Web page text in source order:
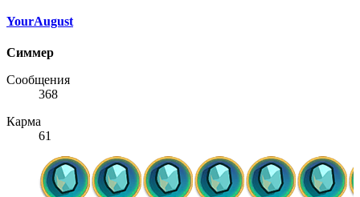
YourAugust
Симмер
Сообщения
368
Карма
61